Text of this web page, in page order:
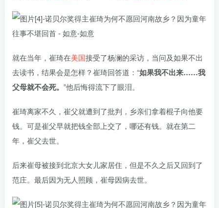
就在当年，崔琦在美国接受了杨澜的采访，当问及如果不出
去读书，结果会是怎样？崔琦回答道：“如果我不出来……我
父母就不会死。 ”他后悔得流下了眼泪。
崔琦离家不久，崔父就遭到了批判，乡亲们拿着棍子向他要
钱。可是崔父早就把钱全部上交了，哪还有钱。就在第二
年，崔父去世。
后来崔母被接到北京大女儿家居住，但是不久之后又回到了
范庄。最后因为无人照顾，崔母因病去世。